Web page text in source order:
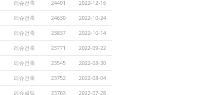
리슈건축 24491 2022-12-16
리슈건축 24630 2022-10-24
리슈건축 23837 2022-10-14
리슈건축 23771 2022-09-22
리슈건축 23545 2022-08-30
리슈건축 23752 2022-08-04
리슈빌딩 23763 2022-07-28